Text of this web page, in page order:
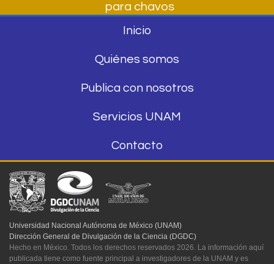
para chavos
Inicio
Quiénes somos
Publica con nosotros
Servicios UNAM
Contacto
Universidad Nacional Autónoma de México (UNAM)
Dirección General de Divulgación de la Ciencia (DGDC)
Hecho en México. Todos los derechos reservados 2026. La información aquí
publicada tiene como fuente principal a investigadores de la UNAM y es